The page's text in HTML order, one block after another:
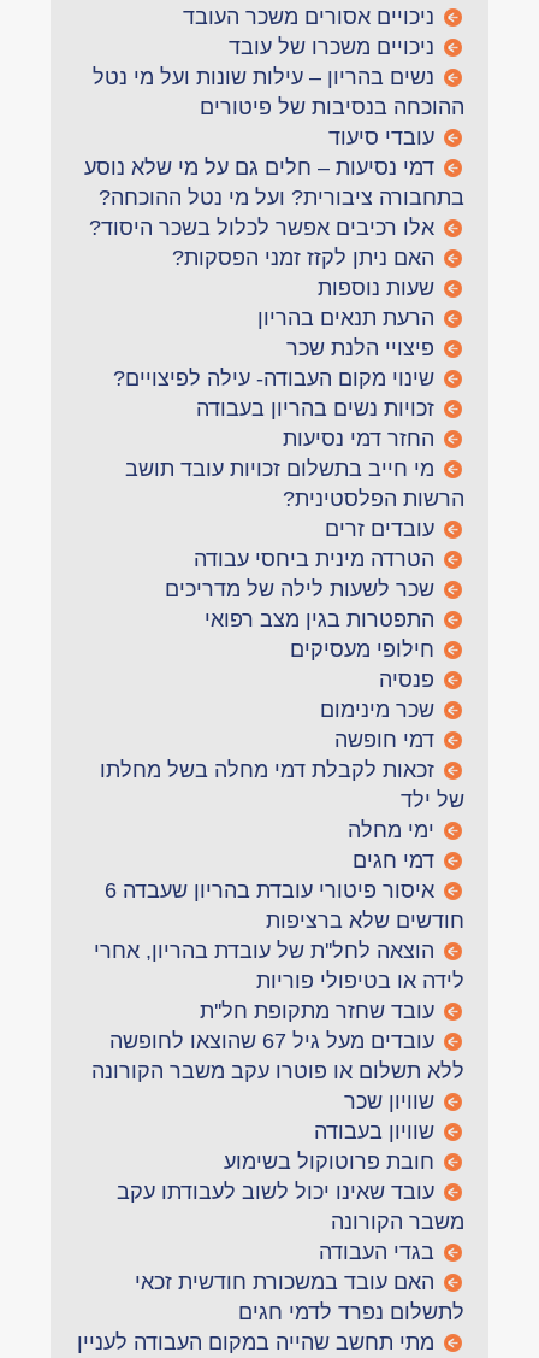
ניכויים אסורים משכר העובד
ניכויים משכרו של עובד
נשים בהריון – עילות שונות ועל מי נטל
ההוכחה בנסיבות של פיטורים
עובדי סיעוד
דמי נסיעות – חלים גם על מי שלא נוסע
בתחבורה ציבורית? ועל מי נטל ההוכחה?
אלו רכיבים אפשר לכלול בשכר היסוד?
האם ניתן לקזז זמני הפסקות?
שעות נוספות
הרעת תנאים בהריון
פיצויי הלנת שכר
שינוי מקום העבודה- עילה לפיצויים?
זכויות נשים בהריון בעבודה
החזר דמי נסיעות
מי חייב בתשלום זכויות עובד תושב
הרשות הפלסטינית?
עובדים זרים
הטרדה מינית ביחסי עבודה
שכר לשעות לילה של מדריכים
התפטרות בגין מצב רפואי
חילופי מעסיקים
פנסיה
שכר מינימום
דמי חופשה
זכאות לקבלת דמי מחלה בשל מחלתו
של ילד
ימי מחלה
דמי חגים
איסור פיטורי עובדת בהריון שעבדה 6
חודשים שלא ברציפות
הוצאה לחל''ת של עובדת בהריון, אחרי
לידה או בטיפולי פוריות
עובד שחזר מתקופת חל''ת
עובדים מעל גיל 67 שהוצאו לחופשה
ללא תשלום או פוטרו עקב משבר הקורונה
שוויון שכר
שוויון בעבודה
חובת פרוטוקול בשימוע
עובד שאינו יכול לשוב לעבודתו עקב
משבר הקורונה
בגדי העבודה
האם עובד במשכורת חודשית זכאי
לתשלום נפרד לדמי חגים
מתי תחשב שהייה במקום העבודה לעניין